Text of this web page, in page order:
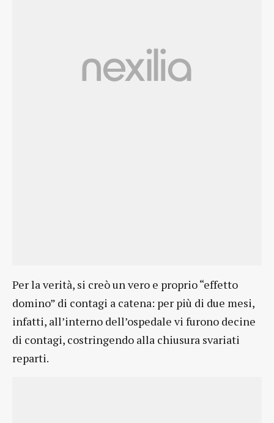
Per la verità, si creò un vero e proprio “effetto
domino” di contagi a catena: per più di due mesi,
infatti, all’interno dell’ospedale vi furono decine
di contagi, costringendo alla chiusura svariati
reparti.